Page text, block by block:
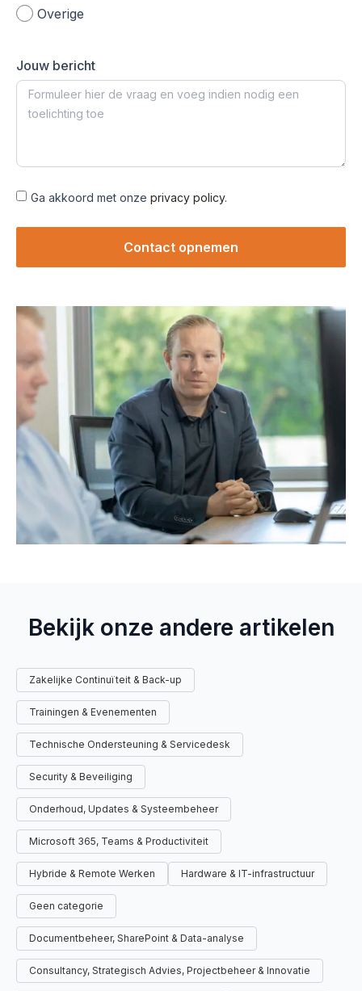
Overige
Jouw bericht
Ga akkoord met onze privacy policy.
Contact opnemen
Bekijk onze andere artikelen
Zakelijke Continuïteit & Back-up
Trainingen & Evenementen
Technische Ondersteuning & Servicedesk
Security & Beveiliging
Onderhoud, Updates & Systeembeheer
Microsoft 365, Teams & Productiviteit
Hybride & Remote Werken Hardware & IT-infrastructuur
Geen categorie
Documentbeheer, SharePoint & Data-analyse
Consultancy, Strategisch Advies, Projectbeheer & Innovatie